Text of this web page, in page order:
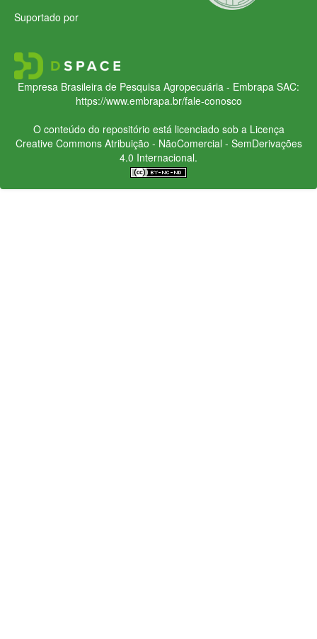
Suportado por
Empresa Brasileira de Pesquisa Agropecuária - Embrapa SAC:
https://www.embrapa.br/fale-conosco
O conteúdo do repositório está licenciado sob a Licença
Creative CommonsAtribuição - NãoComercial - SemDerivações
4.0 Internacional.